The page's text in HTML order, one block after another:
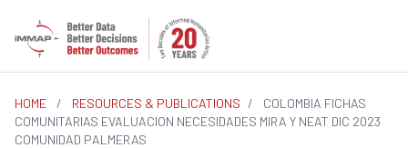
HOME / RESOURCES & PUBLICATIONS /
COLOMBIA FICHAS
COMUNITARIAS EVALUACION NECESIDADES MIRA Y NEAT DIC 2023
COMUNIDAD PALMERAS